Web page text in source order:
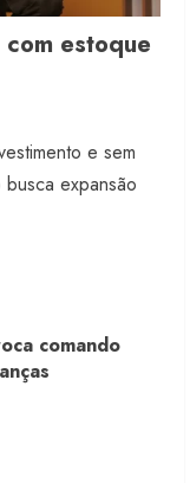
estoque
e sem
expansão
comando